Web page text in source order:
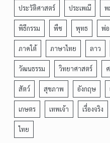
ประวัติศาสตร์ ประเพณี พ
พิธีกรรม พืช พุทธ พ่อ
ภาคใต้ ภาษาไทย ลาว
วัฒนธรรม วิทยาศาสตร์
สัตว์ สุขภาพ อังกฤษ
เกษตร เทพเจ้า เรื่องจริง
ไทย